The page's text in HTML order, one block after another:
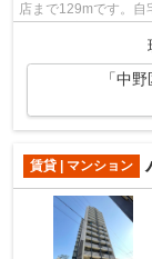
店まで129mです。自
「中
賃貸 | マンション